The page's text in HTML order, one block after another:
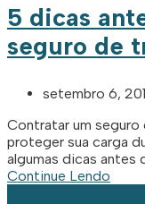
5 dicas
seguro de
setembro 6,
Contratar um seguro
proteger sua carga
algumas dicas antes
Continue Lendo